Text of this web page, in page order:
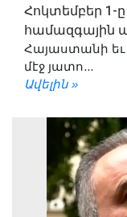
Հոկտեմբեր 1-
համազգային
Հայաստանի եւ
մէջ յատո...
Ավելին »